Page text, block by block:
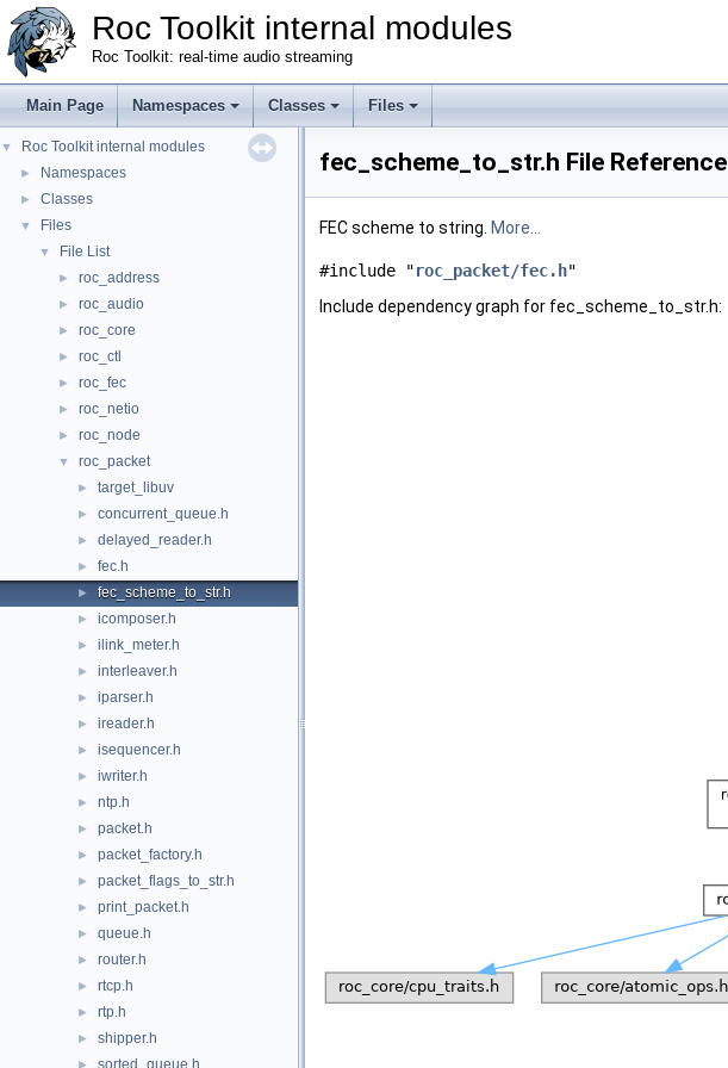
Roc Toolkit internal modules
Roc Toolkit: real-time audio streaming
Main Page Namespaces Classes Files
▼ Roc Toolkit internal modules
► Namespaces
► Classes
▼ Files
▼ File List
► roc_address
► roc_audio
► roc_core
► roc_ctl
► roc_fec
► roc_netio
► roc_node
▼ roc_packet
► target_libuv
► concurrent_queue.h
► delayed_reader.h
► fec.h
► fec_scheme_to_str.h
► icomposer.h
► ilink_meter.h
► interleaver.h
► iparser.h
► ireader.h
► isequencer.h
► iwriter.h
► ntp.h
► packet.h
► packet_factory.h
► packet_flags_to_str.h
► print_packet.h
► queue.h
► router.h
► rtcp.h
► rtp.h
► shipper.h
sorted_queue.h
fec_scheme_to_str.h File Reference
FEC scheme to string. More...
#include "roc_packet/fec.h"
Include dependency graph for fec_scheme_to_str.h: